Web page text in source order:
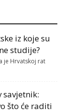
iz koje su
studije?
je Hrvatskoj rat
savjetnik:
što će raditi